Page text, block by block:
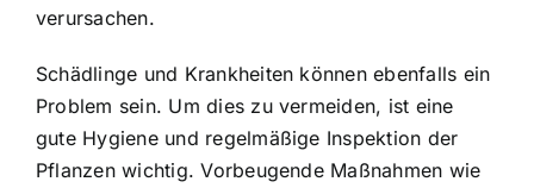
verursachen.
Schädlinge und Krankheiten können ebenfalls ein
Problem sein. Um dies zu vermeiden, ist eine
gute Hygiene und regelmäßige Inspektion der
Pflanzen wichtig. Vorbeugende Maßnahmen wie